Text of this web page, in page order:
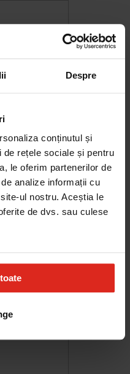
Despre
conținutul și
de rețele sociale și pentru
le oferim partenerilor de
analize informații cu
ul nostru. Aceștia le
de dvs. sau culese
2.322,18 RON